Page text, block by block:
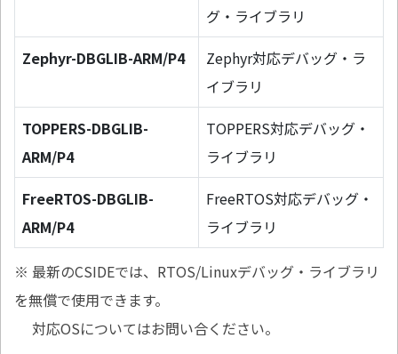
グ・ライブラリ
Zephyr-DBGLIB-ARM/P4
Zephyr対応デバッグ・ラ
イブラリ
TOPPERS-DBGLIB-
ARM/P4
TOPPERS対応デバッグ・
ライブラリ
FreeRTOS-DBGLIB-
ARM/P4
FreeRTOS対応デバッグ・
ライブラリ
※ 最新のCSIDEでは、RTOS/Linuxデバッグ・ライブラリ
を無償で使用できます。
対応OSについてはお問い合ください。